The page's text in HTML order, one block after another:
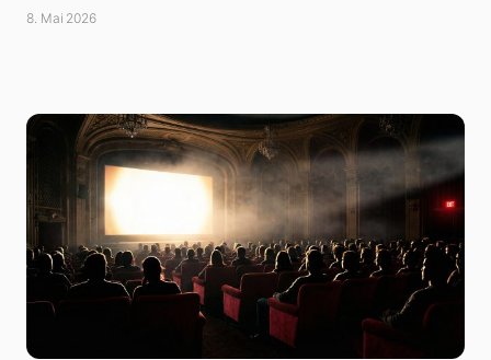
8. Mai 2026